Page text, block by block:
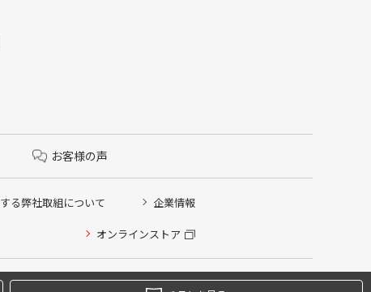
お客様の声
る弊社取組について 企業情報
オンラインストア